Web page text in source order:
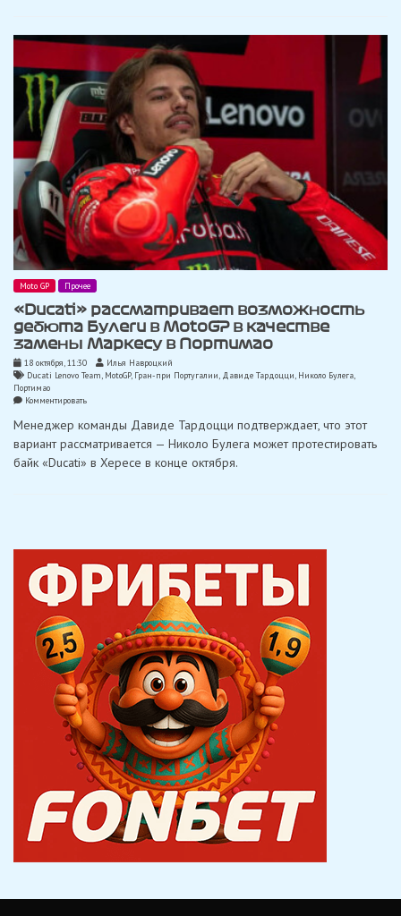
двух
гонках
Moto GP Прочее
«Ducati» рассматривает возможность
дебюта Булеги в MotoGP в качестве
замены Маркесу в Портимао
18 октября, 11:30
Илья Навроцкий
Ducati Lenovo Team, MotoGP, Гран-при Португалии, Давиде Тардоцци, Николо Булега
Портимао
Комментироватьon
рассматривает
дебюта
Булеги
в
Портимао
Менеджер команды Давиде Тардоцци подтверждает, что этот
вариант рассматривается — Николо Булега может протестировать
байк «Ducati» в Хересе в конце октября.